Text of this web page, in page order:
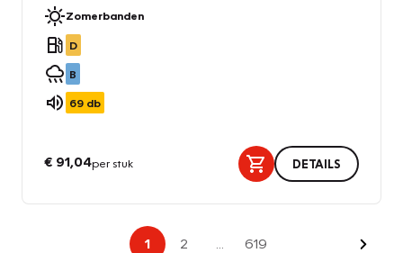
Zomerbanden
D
B
69 db
€ 91,04per stuk DETAILS
1 2 619